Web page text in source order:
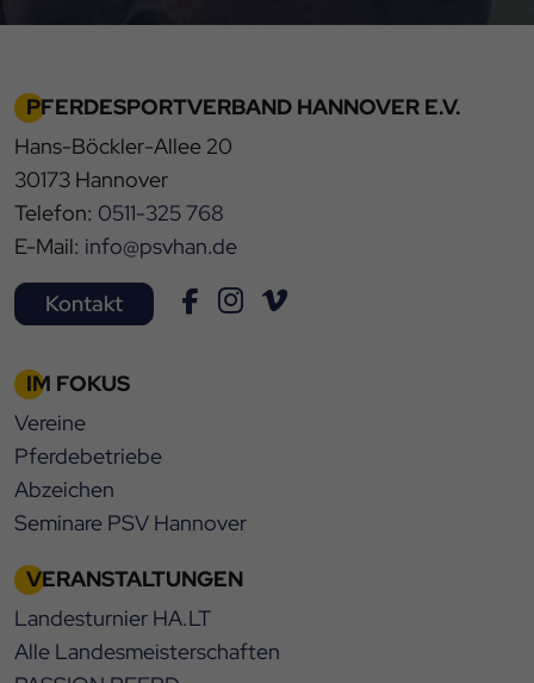
PFERDESPORTVERBAND HANNOVER E.V.
Hans-Böckler-Allee 20
30173 Hannover
Telefon: 0511-325 768
E-Mail: info@psvhan.de
Kontakt
IM FOKUS
Vereine
Pferdebetriebe
Abzeichen
Seminare PSV Hannover
VERANSTALTUNGEN
Landesturnier HA.LT
Alle Landesmeisterschaften